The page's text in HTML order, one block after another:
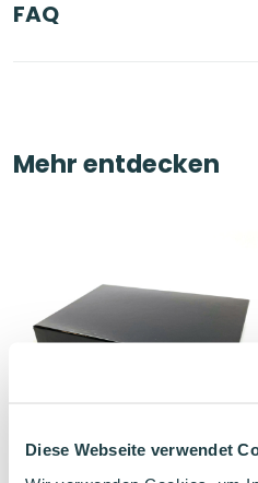
Diese Webseite verwendet
FAQ
Mehr entdecken